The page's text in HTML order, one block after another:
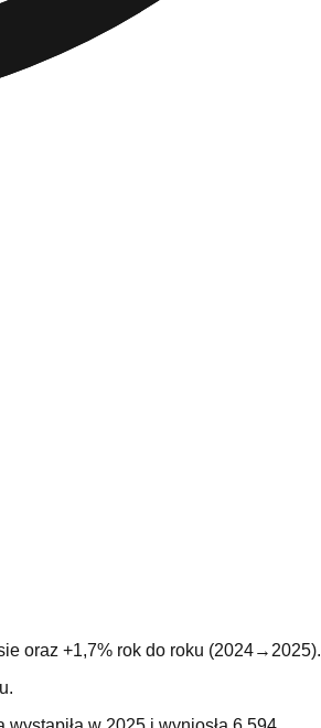
oraz +1,7% rok do roku (2024→2025).